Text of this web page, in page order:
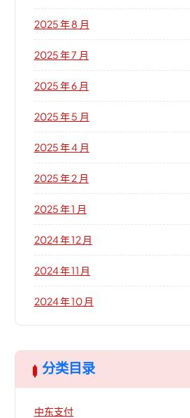
2025 年 8 月
2025 年 7 月
2025 年 6 月
2025 年 5 月
2025 年 4 月
2025 年 2 月
2025 年 1 月
2024 年 12 月
2024 年 11 月
2024 年 10 月
分类目录
中东支付